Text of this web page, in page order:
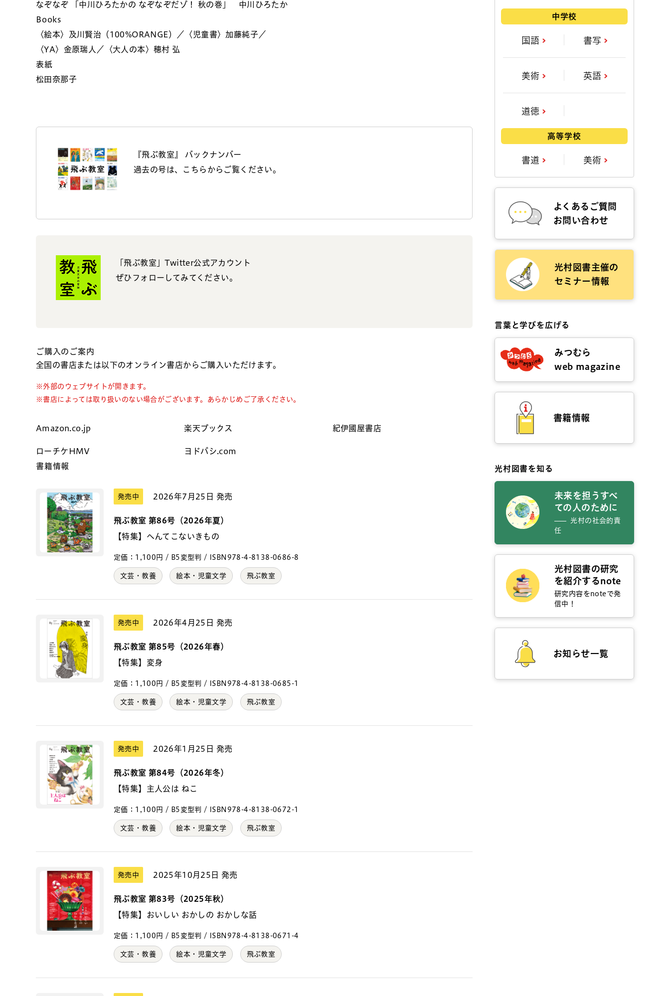
なぞなぞ 「中川ひろたかの なぞなぞだゾ！ 秋の巻」 中川ひろたか
Books
〈絵本〉及川賢治（100%ORANGE）／〈児童書〉加藤純子／
〈YA〉金原瑞人／〈大人の本〉穂村 弘
表紙
松田奈那子
『飛ぶ教室』 バックナンバー
過去の号は、こちらからご覧ください。
「飛ぶ教室」Twitter公式アカウント
ぜひフォローしてみてください。
ご購入のご案内
全国の書店または以下のオンライン書店からご購入いただけます。
※外部のウェブサイトが開きます。
※書店によっては取り扱いのない場合がございます。あらかじめご了承ください。
Amazon.co.jp 楽天ブックス 紀伊國屋書店
ローチケHMV
ヨドバシ.com
書籍情報
発売中 2026年7月25日 発売
飛ぶ教室 第86号（2026年夏）
【特集】へんてこないきもの
定価：1,100円 / B5変型判 / ISBN978-4-8138-0686-8
文芸・教養 絵本・児童文学 飛ぶ教室
発売中 2026年4月25日 発売
飛ぶ教室 第85号（2026年春）
【特集】変身
定価：1,100円 / B5変型判 / ISBN978-4-8138-0685-1
文芸・教養 絵本・児童文学 飛ぶ教室
発売中 2026年1月25日 発売
飛ぶ教室 第84号（2026年冬）
【特集】主人公は ねこ
定価：1,100円 / B5変型判 / ISBN978-4-8138-0672-1
文芸・教養 絵本・児童文学 飛ぶ教室
発売中 2025年10月25日 発売
飛ぶ教室 第83号（2025年秋）
【特集】おいしい おかしの おかしな話
定価：1,100円 / B5変型判 / ISBN978-4-8138-0671-4
文芸・教養 絵本・児童文学 飛ぶ教室
中学校
国語 書写
美術 英語
道徳
高等学校
書道 美術
よくあるご質問
お問い合わせ
光村図書主催の
セミナー情報
言葉と学びを広げる
みつむら
web magazine
書籍情報
光村図書を知る
未来を担うすべ
ての人のために
光村の社会的責
任
光村図書の研究
を紹介するnote
研究内容をnoteで発
信中！
お知らせ一覧